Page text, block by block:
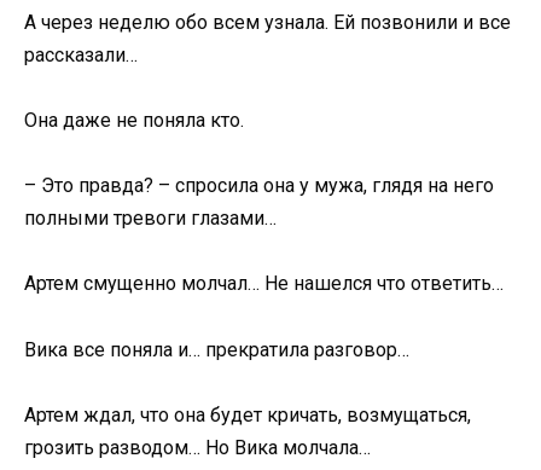
А через неделю обо всем узнала. Ей позвонили и все
рассказали…
Она даже не поняла кто.
– Это правда? – спросила она у мужа, глядя на него
полными тревоги глазами…
Артем смущенно молчал… Не нашелся что ответить…
Вика все поняла и… прекратила разговор…
Артем ждал, что она будет кричать, возмущаться,
грозить разводом… Но Вика молчала…